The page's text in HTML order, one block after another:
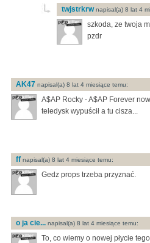
twjstrkrwnapisal(a) 8 lat 4
szkoda, ze twoja
pzdr
AK47 napisal(a) 8 lat 4 miesiące temu:
A$AP Rocky - A$AP Forever
teledysk wypuścił a tu cisza...
ff napisal(a) 8 lat 4 miesiące temu:
Gedz props trzeba przyznać.
o ja cie... napisal(a) 8 lat 4 miesiące temu:
To, co wiemy o nowej płycie